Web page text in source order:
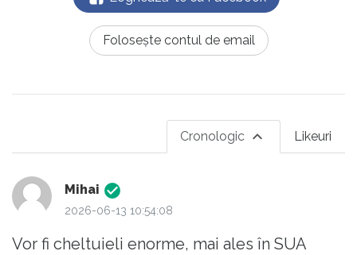
Folosește contul de email
Likeuri
Cronologic
Mihai
2026-06-13 10:54:08
Vor fi cheltuieli enorme, mai ales în SUA